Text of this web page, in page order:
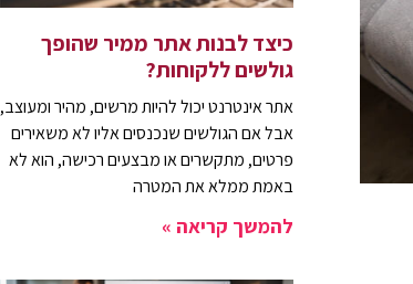
כיצד לבנות אתר ממיר שהופך
גולשים ללקוחות?
אתר אינטרנט יכול להיות מרשים, מהיר ומעוצב,
אבל אם הגולשים שנכנסים אליו לא משאירים
פרטים, מתקשרים או מבצעים רכישה, הוא לא
באמת ממלא את המטרה
להמשך קריאה »